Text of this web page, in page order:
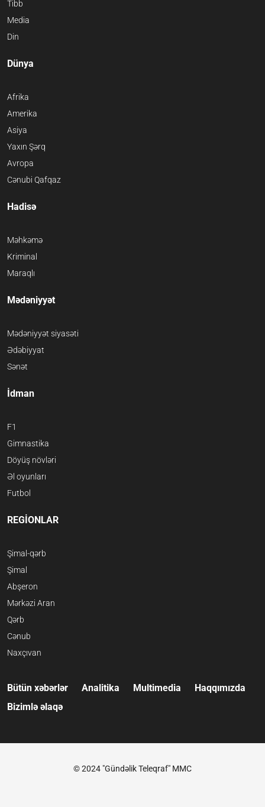
Tibb
Media
Din
Dünya
Afrika
Amerika
Asiya
Yaxın Şərq
Avropa
Cənubi Qafqaz
Hadisə
Məhkəmə
Kriminal
Maraqlı
Mədəniyyət
Mədəniyyət siyasəti
Ədəbiyyat
Sənət
İdman
F1
Gimnastika
Döyüş növləri
Əl oyunları
Futbol
REGİONLAR
Şimal-qərb
Şimal
Abşeron
Mərkəzi Aran
Qərb
Cənub
Naxçıvan
Bütün xəbərlər Analitika Multimedia
Haqqımızda
Bizimlə əlaqə
© 2024 "Gündəlik Teleqraf" MMC